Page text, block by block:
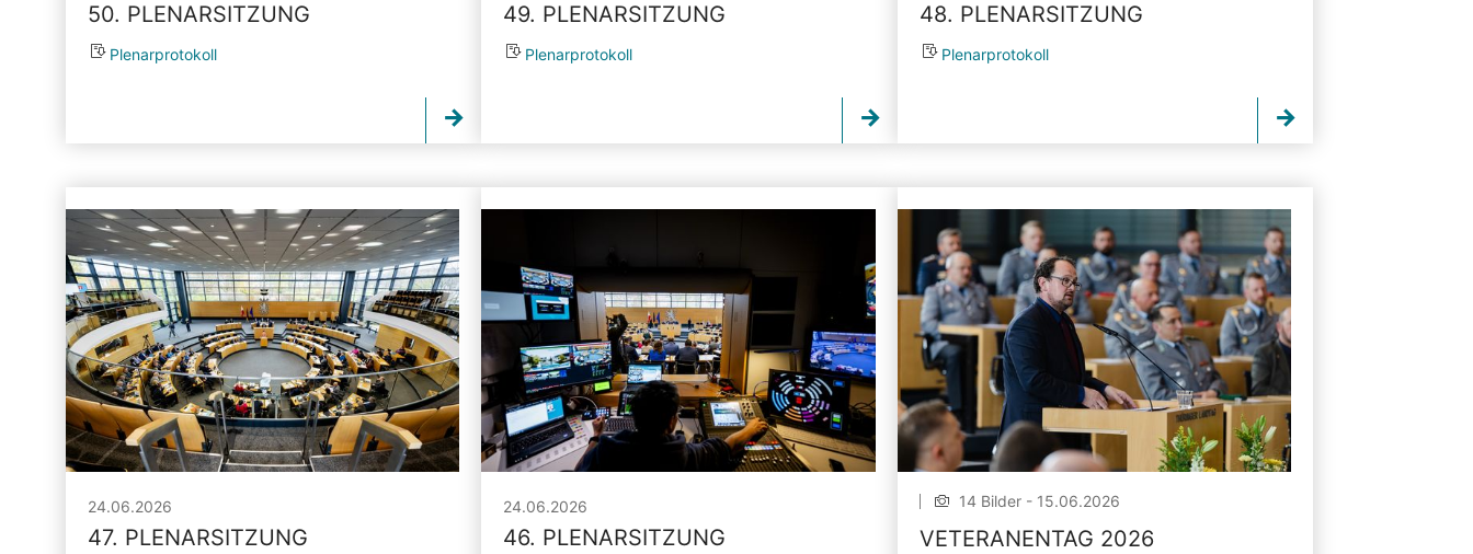
50. PLENARSITZUNG
Plenarprotokoll
49. PLENARSITZUNG
Plenarprotokoll
48. PLENARSITZUNG
Plenarprotokoll
24.06.2026
47. PLENARSITZUNG
24.06.2026
46. PLENARSITZUNG
14 Bilder - 15.06.2026
VETERANENTAG 2026